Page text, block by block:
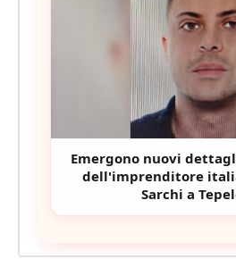
Emergono nuovi
dell'imprenditore
Sarchi a